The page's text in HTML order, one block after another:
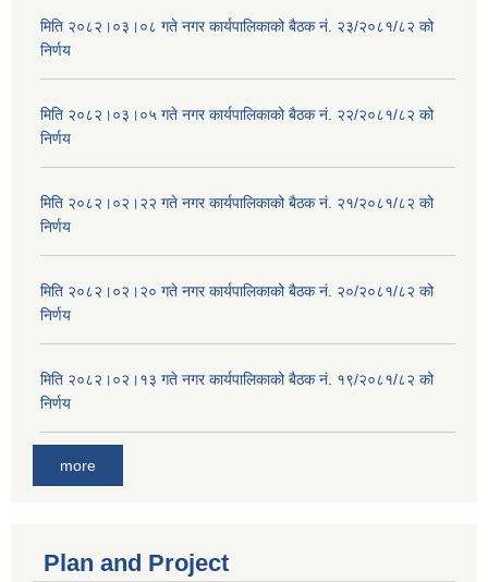
मिति २०८२।०३।०८ गते नगर कार्यपालिकाको बैठक नं. २३/२०८१/८२ को
निर्णय
मिति २०८२।०३।०५ गते नगर कार्यपालिकाको बैठक नं. २२/२०८१/८२ को
निर्णय
मिति २०८२।०२।२२ गते नगर कार्यपालिकाको बैठक नं. २१/२०८१/८२ को
निर्णय
मिति २०८२।०२।२० गते नगर कार्यपालिकाको बैठक नं. २०/२०८१/८२ को
निर्णय
मिति २०८२।०२।१३ गते नगर कार्यपालिकाको बैठक नं. १९/२०८१/८२ को
निर्णय
more
Plan and Project